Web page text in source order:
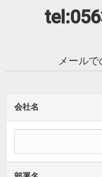
メール
会社名